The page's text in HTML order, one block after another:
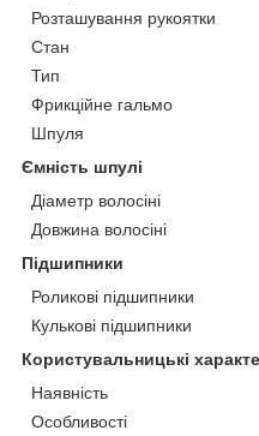
Розташування рукоятки
Стан
Тип
Фрикційне гальмо
Шпуля
Ємність шпулі
Діаметр волосіні
Довжина волосіні
Підшипники
Роликові підшипники
Кулькові підшипники
Користувальницькі
Наявність
Особливості